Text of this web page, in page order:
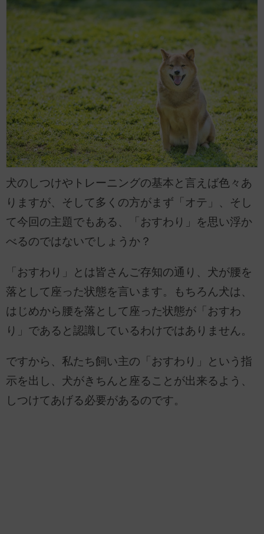
犬のしつけやトレーニングの基本と言えば色々あ
りますが、そして多くの方がまず「オテ」、そし
て今回の主題でもある、「おすわり」を思い浮か
べるのではないでしょうか？
「おすわり」とは皆さんご存知の通り、犬が腰を
落として座った状態を言います。もちろん犬は、
はじめから腰を落として座った状態が「おすわ
り」であると認識しているわけではありません。
ですから、私たち飼い主の「おすわり」という指
示を出し、犬がきちんと座ることが出来るよう、
しつけてあげる必要があるのです。